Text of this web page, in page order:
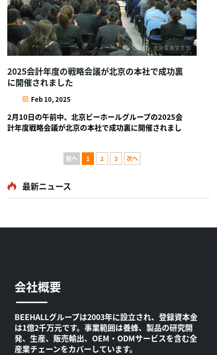
2025会計年度の戦略会議が北京の本社で成功裏
に開催されました
Feb 10, 2025
2月10日の午前中、北京ビーホールグループの2025会
計年度戦略会議が北京の本社で成功裏に開催されまし
前へ 1 2 3 次へ
最新ニュース
会社概要
BEEHALLグループは2003年に設立され、登録資本金
は1億2千万元です。事業範囲は養蜂、製品の研究開
発、生産、販売輸出、OEM・ODMサービスを含む全
産業チェーンをカバーしています。